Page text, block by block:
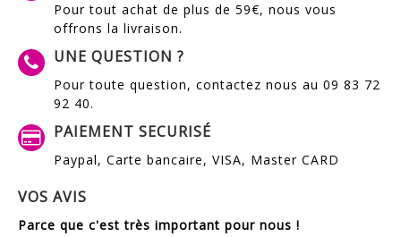
Pour tout achat de plus de 59€, nous vous
offrons la livraison.
UNE QUESTION ?
Pour toute question, contactez nous au 09 83 72
92 40.
PAIEMENT SECURISÉ
Paypal, Carte bancaire, VISA, Master CARD
VOS AVIS
Parce que c'est très important pour nous !